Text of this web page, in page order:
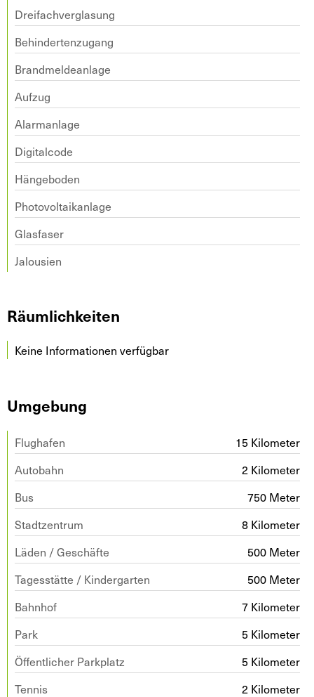
Dreifachverglasung
Behindertenzugang
Brandmeldeanlage
Aufzug
Alarmanlage
Digitalcode
Hängeboden
Photovoltaikanlage
Glasfaser
Jalousien
Räumlichkeiten
Keine Informationen verfügbar
Umgebung
Flughafen
15 Kilometer
Autobahn
2 Kilometer
Bus
750 Meter
Stadtzentrum
8 Kilometer
Läden / Geschäfte
500 Meter
Tagesstätte / Kindergarten
500 Meter
Bahnhof
7 Kilometer
Park
5 Kilometer
Öffentlicher Parkplatz
5 Kilometer
Tennis
2 Kilometer